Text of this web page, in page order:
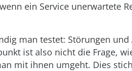
ein Service unerwartete
man testet: Störungen
ist also nicht die Frage,
mit ihnen umgeht. Dies